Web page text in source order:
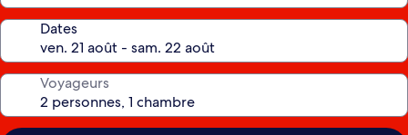
Dates
Voyageurs